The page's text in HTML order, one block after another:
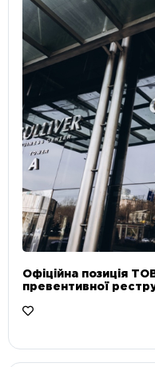
Офіційна позиція
превентивної